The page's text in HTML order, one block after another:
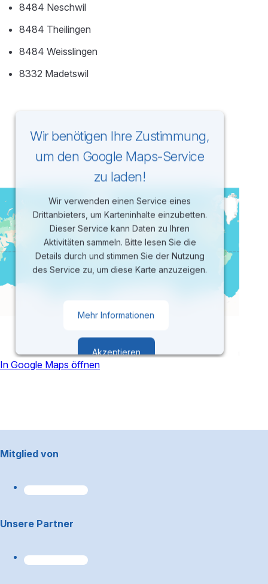
8484 Neschwil
8484 Theilingen
8484 Weisslingen
8332 Madetswil
Wir benötigen Ihre Zustimmung,
um den Google Maps-Service
zu laden!
Wir verwenden einen Service eines
Drittanbieters, um Karteninhalte einzubetten.
Dieser Service kann Daten zu Ihren
Aktivitäten sammeln. Bitte lesen Sie die
Details durch und stimmen Sie der Nutzung
des Service zu, um diese Karte anzuzeigen.
Mehr Informationen
Akzeptieren
In Google Maps öffnen
Footerbereich
Mitglied von
Unsere Partner